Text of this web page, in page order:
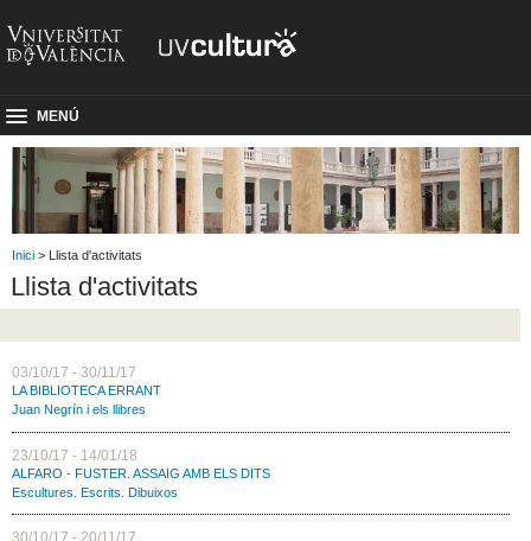
MENÚ
Inici > Llista d'activitats
Llista d'activitats
03/10/17 - 30/11/17
LA BIBLIOTECA ERRANT
Juan Negrín i els llibres
23/10/17 - 14/01/18
ALFARO - FUSTER. ASSAIG AMB ELS DITS
Escultures. Escrits. Dibuixos